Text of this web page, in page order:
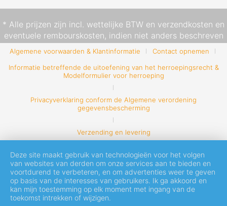
* Alle prijzen zijn incl. wettelijke BTW en verzendkosten en
eventuele rembourskosten, indien niet anders beschreven
Algemene voorwaarden & Klantinformatie
Contact opnemen
Informatie betreffende de uitoefening van het herroepingsrecht &
Modelformulier voor herroeping
Privacyverklaring conform de Algemene verordening
gegevensbescherming
Verzending en levering
Deze site maakt gebruik van technologieën voor het volgen
van websites van derden om onze services aan te bieden en
voortdurend te verbeteren, en om advertenties weer te geven
op basis van de interesses van gebruikers. Ik ga akkoord en
kan mijn toestemming op elk moment met ingang van de
toekomst intrekken of wijzigen.